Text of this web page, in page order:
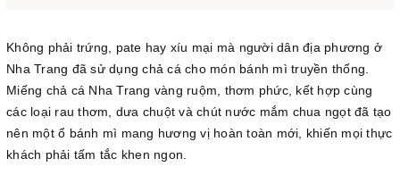
Không phải trứng, pate hay xíu mại mà người dân địa phương ở
Nha Trang đã sử dụng chả cá cho món bánh mì truyền thống.
Miếng chả cá Nha Trang vàng ruộm, thơm phức, kết hợp cùng
các loại rau thơm, dưa chuột và chút nước mắm chua ngọt đã tạo
nên một ổ bánh mì mang hương vị hoàn toàn mới, khiến mọi thực
khách phải tấm tắc khen ngon.